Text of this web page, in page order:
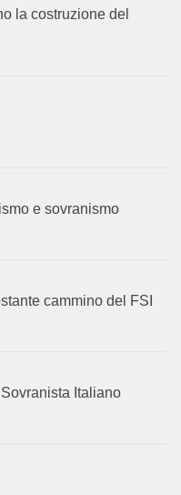
la costruzione del
e sovranismo
cammino del FSI
Italiano